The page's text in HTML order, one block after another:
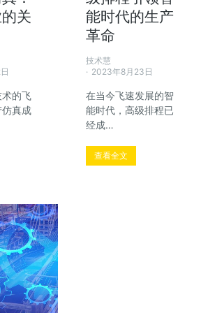
关
术的飞
真成
能时代的生产
革命
技术慧
2023年8月23日
在当今飞速发展的智
能时代，高级排程已
经成…
查看全文